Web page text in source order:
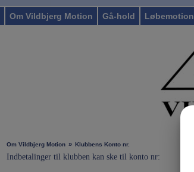
Om Vildbjerg Motion Gå-hold Løbemotion
Om Vildbjerg Motion » Klubbens Konto nr.
Indbetalinger til klubben kan ske til konto nr: